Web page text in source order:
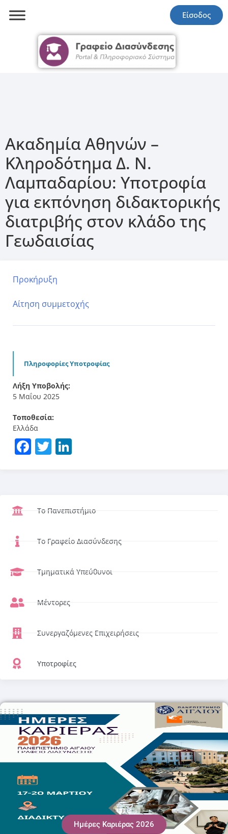
Είσοδος
Ακαδημία Αθηνών –
Κληροδότημα Δ. Ν.
Λαμπαδαρίου: Υποτροφία
για εκπόνηση διδακτορικής
διατριβής στον κλάδο της
Γεωδαισίας
Προκήρυξη
Αίτηση συμμετοχής
Πληροφορίες Υποτροφίας
Λήξη Υποβολής:
5 Μαΐου 2025
Τοποθεσία:
Ελλάδα
Facebook
Twitter
Το Πανεπιστήμιο
Το Γραφείο Διασύνδεσης
Τμηματικά Υπεύθυνοι
Μέντορες
Συνεργαζόμενες Επιχειρήσεις
Υποτροφίες
Ημέρες Καριέρας 2026